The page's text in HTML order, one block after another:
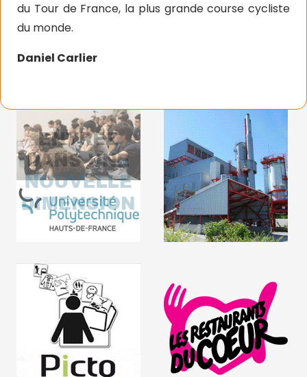
du Tour de France, la plus grande course cycliste
du monde.
Daniel Carlier